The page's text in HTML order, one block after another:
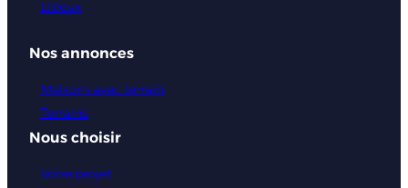
Lisieux
Nos annonces
Maisons avec terrain
Terrains
Nous choisir
Votre projet